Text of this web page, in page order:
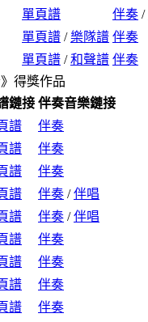
單頁譜 伴奏 /
單頁譜 /樂隊譜 伴奏
單頁譜 /和聲譜 伴奏
得獎作品
鏈接 伴奏音樂鏈接
譜
伴奏
譜
伴奏
譜
伴奏
譜 伴奏 /伴唱
譜 伴奏 /伴唱
譜
伴奏
譜
伴奏
譜
伴奏
譜
伴奏